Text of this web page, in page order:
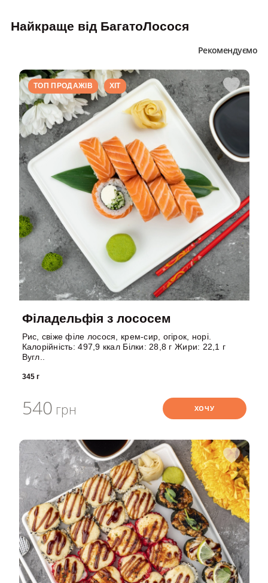
Найкраще від БагатоЛосося
Рекомендуємо
ТОП ПРОДАЖІВ ХIТ
Філадельфія з лососем
Рис, свіже філе лосося, крем-сир, огірок, норі.
Калорійність: 497,9 ккал Білки: 28,8 г Жири: 22,1 г
Вугл..
345 г
540 грн ХОЧУ